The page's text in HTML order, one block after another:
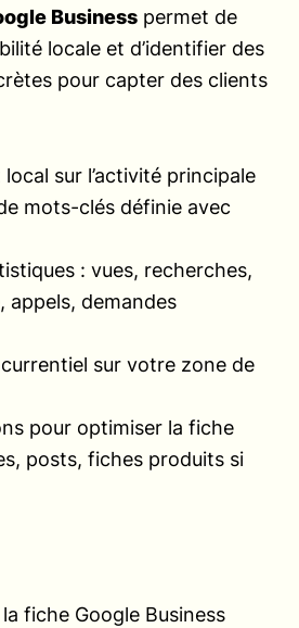
Business permet de
locale et d’identifier des
pour capter des clients
sur l’activité principale
mots-clés définie avec
: vues, recherches,
appels, demandes
sur votre zone de
pour optimiser la fiche
posts, fiches produits si
fiche Google Business